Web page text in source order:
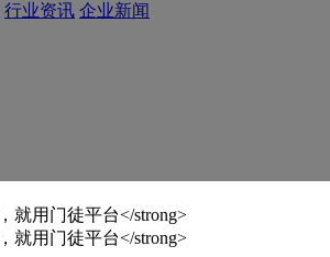
行业资讯 企业新闻